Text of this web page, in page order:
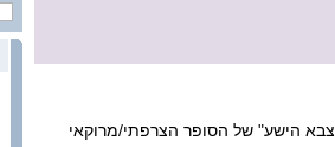
הישע" של הסופר הצרפתי/מרוקאי